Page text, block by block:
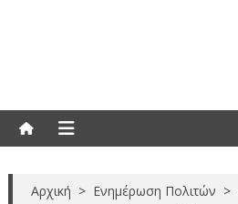
Αρχική > Ενημέρωση Πολιτών >